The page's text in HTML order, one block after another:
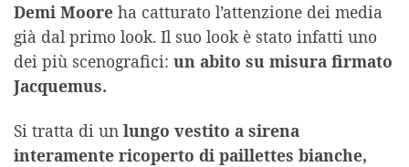
Demi Moore ha catturato l’attenzione dei media
già dal primo look. Il suo look è stato infatti uno
dei più scenografici: un abito su misura firmato
Jacquemus.
Si tratta di un lungo vestito a sirena
interamente ricoperto di paillettes bianche,